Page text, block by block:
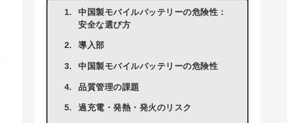
中国製モバイルバッテリーの危険性：
安全な選び方
導入部
中国製モバイルバッテリーの危険性
品質管理の課題
過充電・発熱・発火のリスク